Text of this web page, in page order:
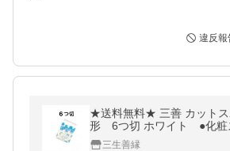
違反報
★送料無料★ 三善 カット
形 6つ切 ホワイト ●化粧スポンジ ●メイ
ク用 スポンジ メイクパ
三生善縁